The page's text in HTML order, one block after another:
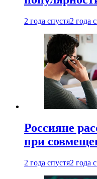
2 года спустя2 года
Россияне
при
2 года спустя2 года